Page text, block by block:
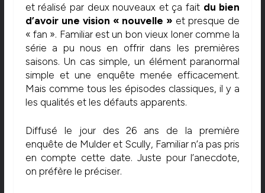
et réalisé par deux nouveaux et ça fait du bien
d’avoir une vision « nouvelle » et presque de
« fan ». Familiar est un bon vieux loner comme la
série a pu nous en offrir dans les premières
saisons. Un cas simple, un élément paranormal
simple et une enquête menée efficacement.
Mais comme tous les épisodes classiques, il y a
les qualités et les défauts apparents.
Diffusé le jour des 26 ans de la première
enquête de Mulder et Scully, Familiar n’a pas pris
en compte cette date. Juste pour l’anecdote,
on préfère le préciser.